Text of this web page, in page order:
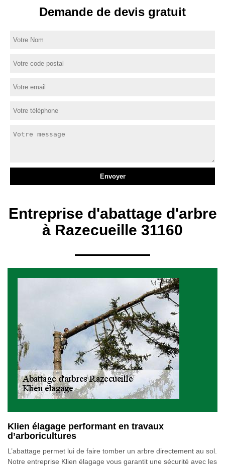
Demande de devis gratuit
Entreprise d'abattage d'arbre
à Razecueille 31160
Klien élagage performant en travaux
d’arboricultures
L’abattage permet lui de faire tomber un arbre directement au sol.
Notre entreprise Klien élagage vous garantit une sécurité avec les